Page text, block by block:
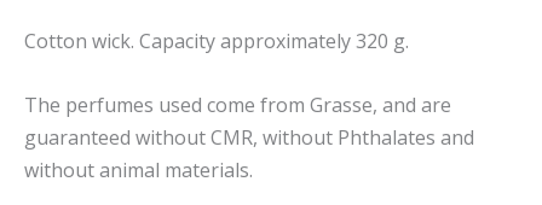
Cotton wick. Capacity approximately 320 g.
The perfumes used come from Grasse, and are
guaranteed without CMR, without Phthalates and
without animal materials.